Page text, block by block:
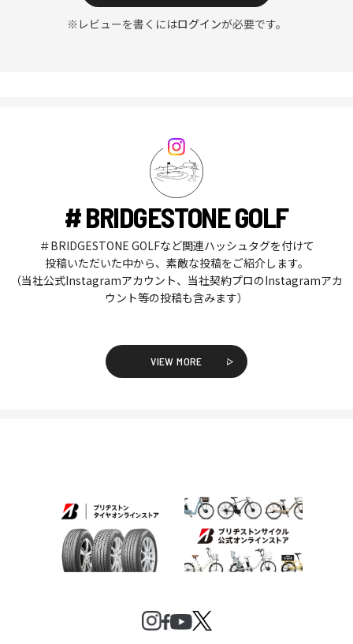
※レビューを書くにはログインが必要です。
# BRIDGESTONE GOLF
＃BRIDGESTONE GOLFなど関連ハッシュタグを付けて
投稿いただいた中から、素敵な投稿をご紹介します。
（当社公式Instagramアカウント、当社契約プロのInstagramアカ
ウント等の投稿も含みます）
VIEW MORE